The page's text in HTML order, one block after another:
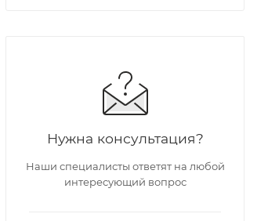
Нужна консультация?
Наши специалисты ответят на любой
интересующий вопрос